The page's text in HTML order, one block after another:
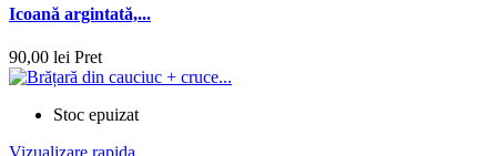
Icoană argintată,...
90,00 lei Pret
Stoc epuizat
Vizualizare rapida